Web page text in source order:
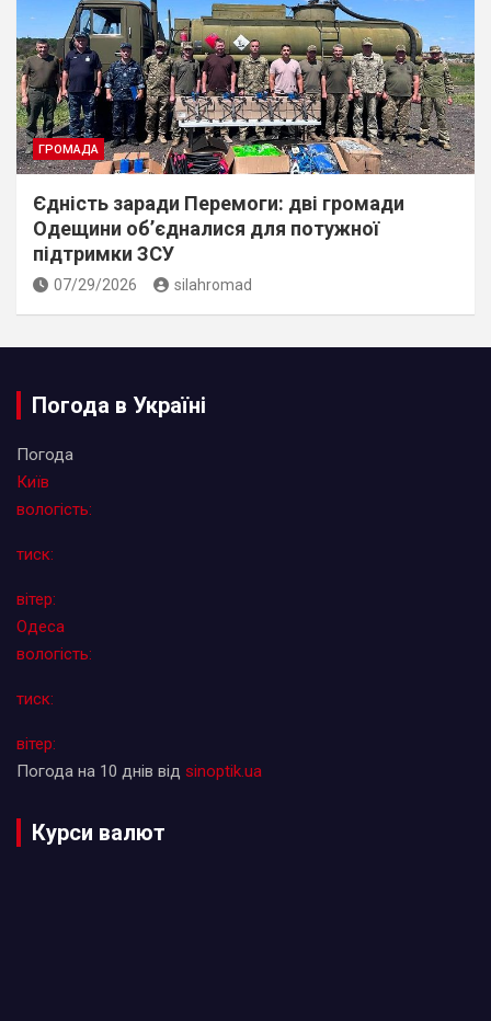
ГРОМАДА
Єдність заради Перемоги: дві громади
Одещини об’єдналися для потужної
підтримки ЗСУ
07/29/2026 silahromad
Погода в Україні
Погода
Київ
вологість:
тиск:
вітер:
Одеса
вологість:
тиск:
вітер:
Погода на 10 днів від sinoptik.ua
Курси валют